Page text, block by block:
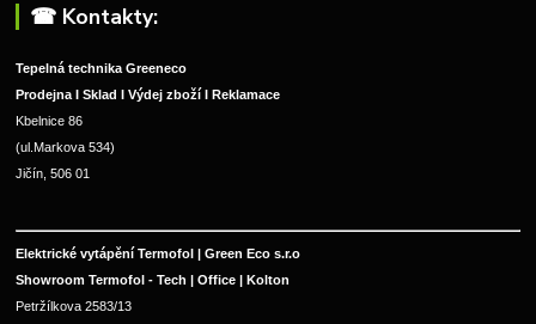
☎︎ Kontakty:
Tepelná technika Greeneco
Prodejna I Sklad I Výdej zboží I Reklamace
Kbelnice 86
(ul.Markova 534)
Jičín, 506 01
Elektrické vytápění Termofol | Green Eco s.r.o
Showroom Termofol - Tech | Office | Kolton
Petržílkova 2583/13